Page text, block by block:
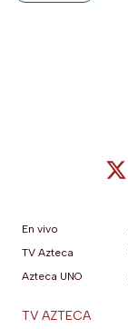
En vivo
TV Azteca
Azteca UNO
TV AZTECA